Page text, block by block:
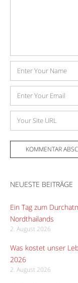
Name
Adresse
Website
NEUESTE BEITRÄGE
Ein Tag zum
Nordthailands
2. August 2026
Was kostet unser
2026
2. August 2026